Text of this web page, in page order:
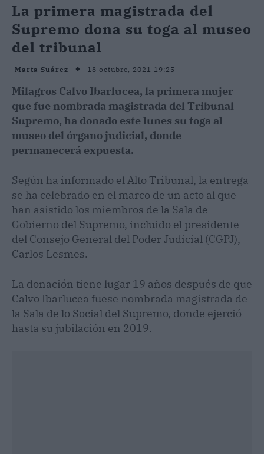
La primera magistrada del
Supremo dona su toga al museo
del tribunal
Marta Suárez 18 octubre, 2021 19:25
Milagros Calvo Ibarlucea, la primera mujer
que fue nombrada magistrada del Tribunal
Supremo, ha donado este lunes su toga al
museo del órgano judicial, donde
permanecerá expuesta.
Según ha informado el Alto Tribunal, la entrega
se ha celebrado en el marco de un acto al que
han asistido los miembros de la Sala de
Gobierno del Supremo, incluido el presidente
del Consejo General del Poder Judicial (CGPJ),
Carlos Lesmes.
La donación tiene lugar 19 años después de que
Calvo Ibarlucea fuese nombrada magistrada de
la Sala de lo Social del Supremo, donde ejerció
hasta su jubilación en 2019.